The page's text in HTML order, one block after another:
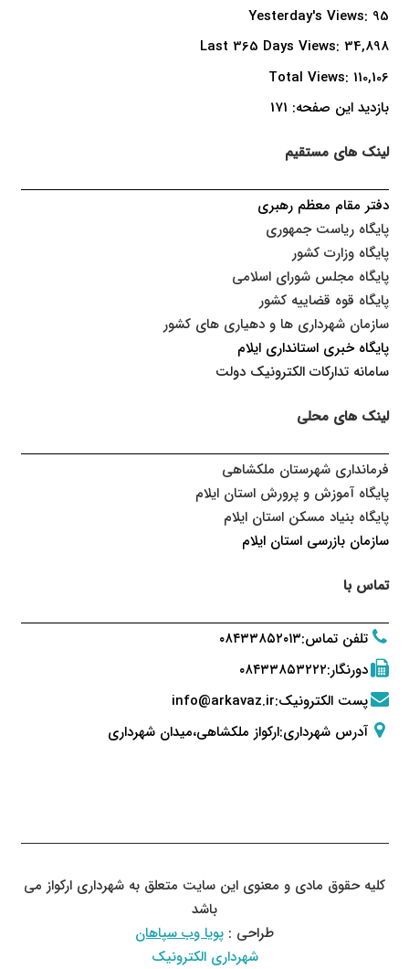
Yesterday's Views: 95
Last 365 Days Views: 34,898
Total Views: 110,106
بازدید این صفحه: 171
لینک های مستقیم
دفتر مقام معظم رهبری
پایگاه ریاست جمهوری
پایگاه وزارت کشور
پایگاه مجلس شورای اسلامی
پایگاه قوه قضاییه کشور
سازمان شهرداری ها و دهیاری های کشور
پایگاه خبری استانداری ایلام
سامانه تدارکات الکترونیک دولت
لینک های محلی
فرمانداری شهرستان ملکشاهی
پایگاه آموزش و پرورش استان ایلام
پایگاه بنیاد مسکن استان ایلام
سازمان بازرسی استان ایلام
تماس با
تلفن تماس:۰۸۴۳۳۸۵۲۰۱۳
دورنگار:۰۸۴۳۳۸۵۳۲۲۲
پست الکترونیک:
info@arkavaz.ir
آدرس شهرداری:ارکواز ملکشاهی،میدان شهرداری
کلیه حقوق مادی و معنوی این سایت متعلق به شهرداری ارکواز می
باشد
طراحی : پویا وب سپاهان
شهرداری الکترونیک